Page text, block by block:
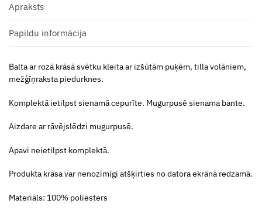
Apraksts
Papildu informācija
Balta ar rozā krāsā svētku kleita ar izšūtām puķēm, tilla volāniem,
mežģīņraksta piedurknes.
Komplektā ietilpst sienamā cepurīte. Mugurpusē sienama bante.
Aizdare ar rāvējslēdzi mugurpusē.
Apavi neietilpst komplektā.
Produkta krāsa var nenozīmīgi atšķirties no datora ekrānā redzamā.
Materiāls: 100% poliesters